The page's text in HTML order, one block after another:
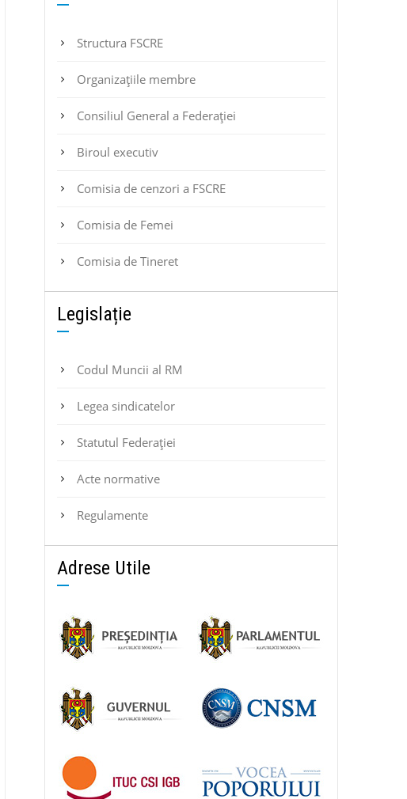
Structura FSCRE
Organizațiile membre
Consiliul General a Federației
Biroul executiv
Comisia de cenzori a FSCRE
Comisia de Femei
Comisia de Tineret
Legislație
Codul Muncii al RM
Legea sindicatelor
Statutul Federaţiei
Acte normative
Regulamente
Adrese Utile